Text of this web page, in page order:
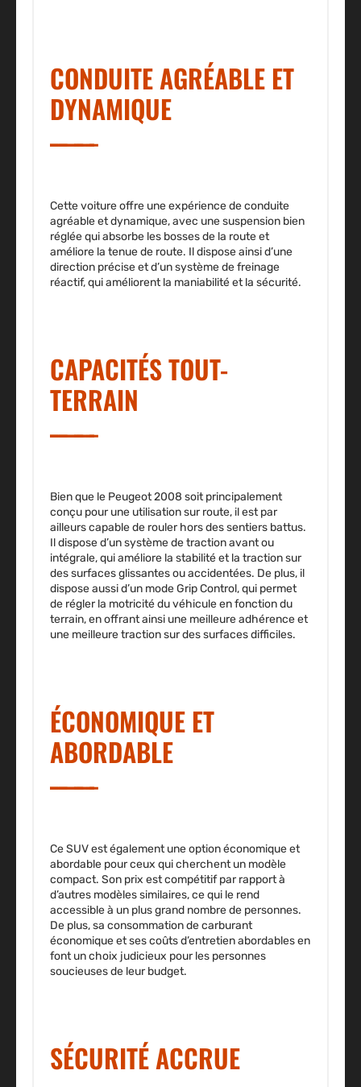
CONDUITE AGRÉABLE ET
DYNAMIQUE
Cette voiture offre une expérience de conduite
agréable et dynamique, avec une suspension bien
réglée qui absorbe les bosses de la route et
améliore la tenue de route. Il dispose ainsi d’une
direction précise et d’un système de freinage
réactif, qui améliorent la maniabilité et la sécurité.
CAPACITÉS TOUT-
TERRAIN
Bien que le Peugeot 2008 soit principalement
conçu pour une utilisation sur route, il est par
ailleurs capable de rouler hors des sentiers battus.
Il dispose d’un système de traction avant ou
intégrale, qui améliore la stabilité et la traction sur
des surfaces glissantes ou accidentées. De plus, il
dispose aussi d’un mode Grip Control, qui permet
de régler la motricité du véhicule en fonction du
terrain, en offrant ainsi une meilleure adhérence et
une meilleure traction sur des surfaces difficiles.
ÉCONOMIQUE ET
ABORDABLE
Ce SUV est également une option économique et
abordable pour ceux qui cherchent un modèle
compact. Son prix est compétitif par rapport à
d’autres modèles similaires, ce qui le rend
accessible à un plus grand nombre de personnes.
De plus, sa consommation de carburant
économique et ses coûts d’entretien abordables en
font un choix judicieux pour les personnes
soucieuses de leur budget.
SÉCURITÉ ACCRUE